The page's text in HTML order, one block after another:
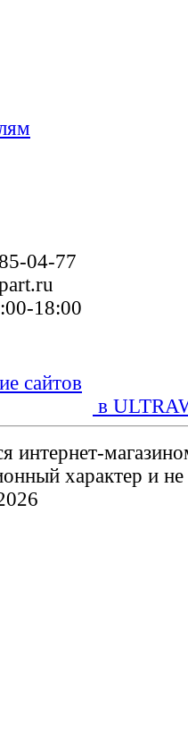
04-77
18:00
в
интернет-
характер и не